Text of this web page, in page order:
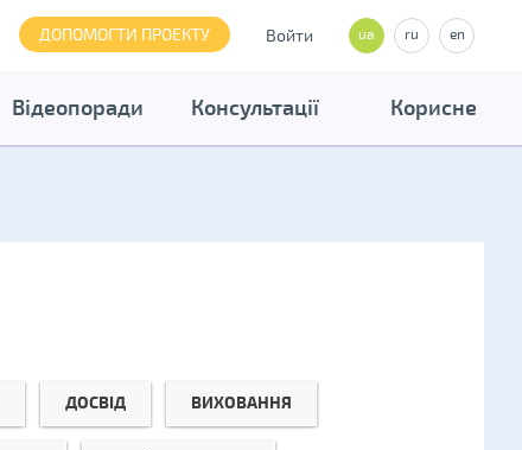
ДОПОМОГТИ ПРОЕКТУ Войти ua ru en
Відеопоради Консультації Корисне
ДОСВІД ВИХОВАННЯ